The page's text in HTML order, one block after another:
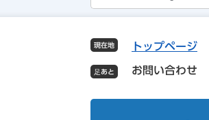
o
g
l
e
ス
現在地 トップページ
お問い合わせ